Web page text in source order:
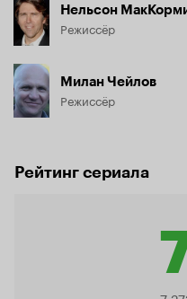
Нельсон
Режиссёр
Милан Чейлов
Режиссёр
Рейтинг сериала